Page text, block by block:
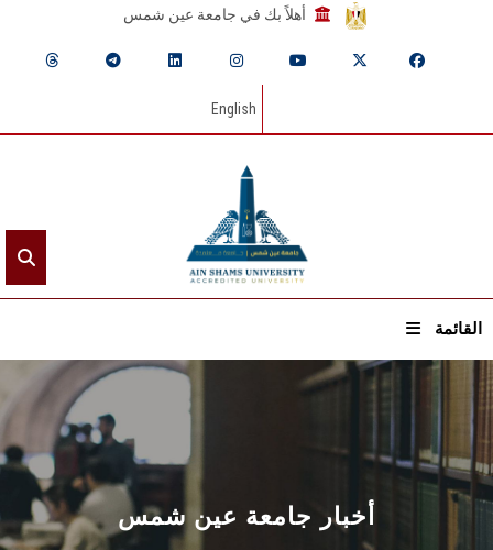
أهلاً بك في جامعة عين شمس
English
القائمة
الرئيسيـة
عن الجامعة
القطاعـات أخبار جامعة عين شمس